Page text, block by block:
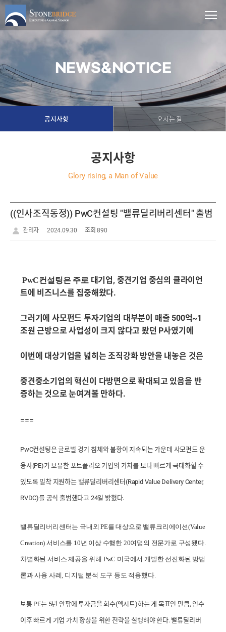
NEWS&NOTICE
공지사항 오시는 길
공지사항
Glory rising, a Man of Value
((인사조직동정)) PwC컨설팅 "밸류딜리버리센터" 출범
관리자 2024.09.30 조회 890
PwC컨설팅은 주로 대기업, 중견기업 중심의 클라이언
트에 비즈니스를 집중해왔다.
그러기에 사모펀드 투자기업의 대부분이 매출 500억~1
조원 근방으로 사업성이 크지 않다고 봤던 P사였기에
이번에 대상기업을 넓히는 조직강화 방안을 내놓은 것은
중견중소기업의 혁신이 다방면으로 확대되고 있음을 반
증하는 것으로 눈여겨볼 만하다.
===
PwC컨설팅은 글로벌 경기 침체와 불황이 지속되는 가운데 사모펀드 운
용사(PE)가 보유한 포트폴리오 기업의 가치를 보다 빠르게 극대화할 수
있도록 밀착 지원하는 밸류딜리버리센터(Rapid Value Delivery Center,
RVDC)를 공식 출범했다고 24일 밝혔다.
밸류딜리버리센터는 국내외 PE를 대상으로 밸류크리에이션(Value
Creation) 서비스를 10년 이상 수행한 20여명의 전문가로 구성됐다.
차별화된 서비스 제공을 위해 PwC 미국에서 개발한 선진화된 방법
론과 사용 사례, 디지털 분석 도구 등도 적용했다.
보통 PE는 5년 안팎에 투자금을 회수(엑시트)하는 게 목표인 만큼, 인수
이후 빠르게 기업 가치 향상을 위한 전략을 실행해야 한다. 밸류딜리버